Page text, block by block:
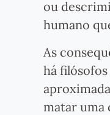
ou
humano
As
há
matar uma